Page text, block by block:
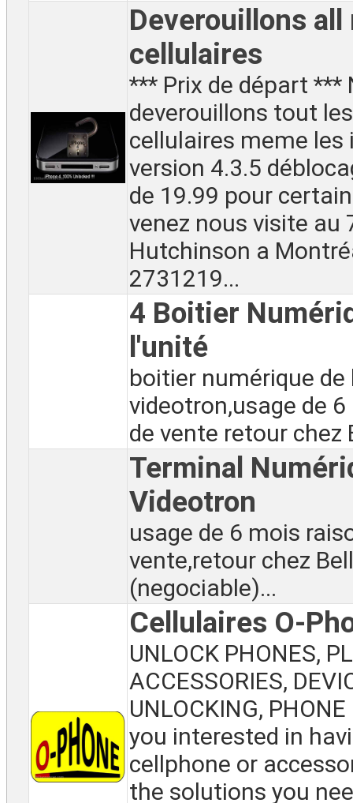
Deverouillons all
cellulaires
*** Prix de départ ***
deverouillons tout
cellulaires meme les
version 4.3.5
de 19.99 pour
venez nous visite au
Hutchinson a
2731219...
4 Boitier
l'unité
boitier numérique de
videotron,usage de
de vente retour chez
Terminal
Videotron
usage de 6 mois
vente,retour chez Bell
(negociable)...
Cellulaires O-
UNLOCK PHONES,
ACCESSORIES,
UNLOCKING,
you interested in
cellphone or
the solutions you